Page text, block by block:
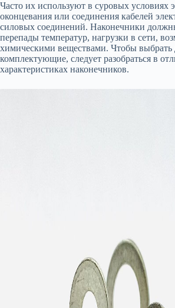
Часто их используют в суровых условиях
оконцевания или соединения кабелей
силовых соединений. Наконечники
перепады температур, нагрузки в сети,
химическими веществами. Чтобы выбрать
комплектующие, следует разобраться в
характеристиках наконечников.